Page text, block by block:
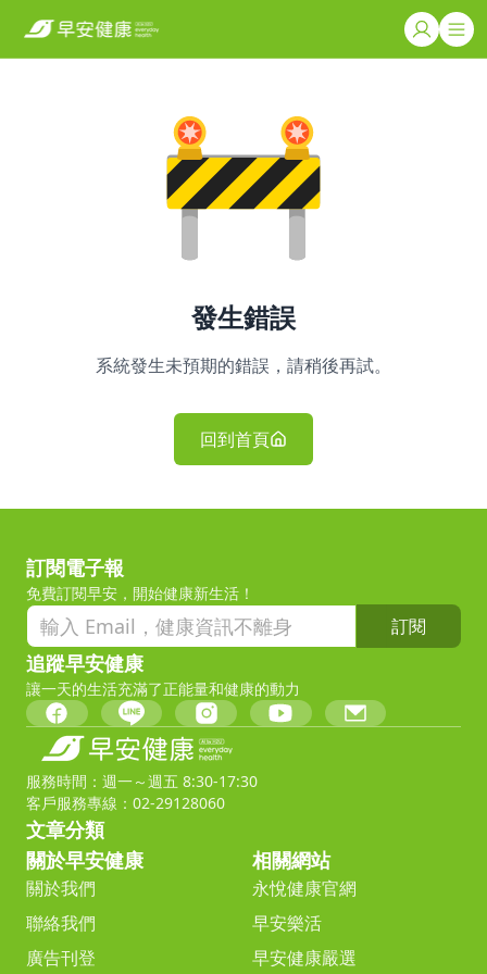
發生錯誤
系統發生未預期的錯誤，請稍後再試。
回到首頁
訂閱電子報
免費訂閱早安，開始健康新生活！
訂閱
追蹤早安健康
讓一天的生活充滿了正能量和健康的動力
服務時間：週一～週五 8:30-17:30
客戶服務專線：02-29128060
文章分類
關於早安健康
關於我們
聯絡我們
廣告刊登
相關網站
永悅健康官網
早安樂活
早安健康嚴選